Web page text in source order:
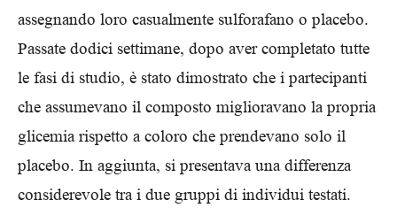
assegnando loro casualmente sulforafano o placebo.
Passate dodici settimane, dopo aver completato tutte
le fasi di studio, è stato dimostrato che i partecipanti
che assumevano il composto miglioravano la propria
glicemia rispetto a coloro che prendevano solo il
placebo. In aggiunta, si presentava una differenza
considerevole tra i due gruppi di individui testati.